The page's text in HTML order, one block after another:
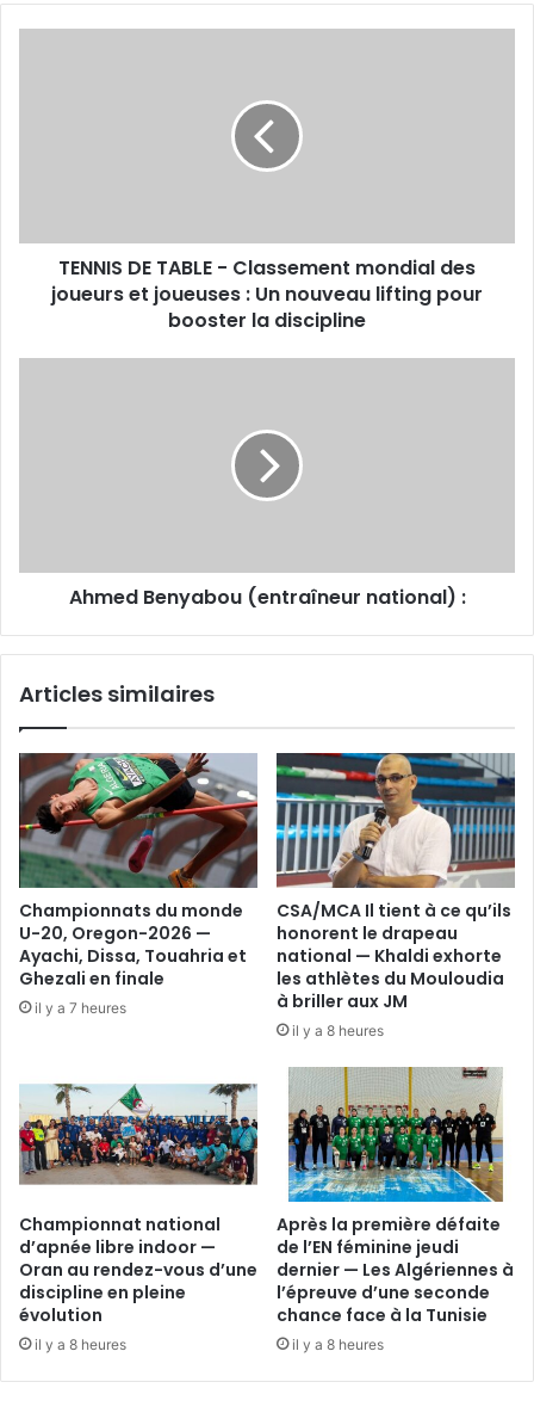
et
joueusesTENNIS DE TABLE - Classement mondial des
joueurs et joueuses : Un nouveau lifting pour
booster la discipline
Ahmed Benyabou (entraîneur national) :
Articles similaires
Championnats du monde
U-20, Oregon-2026 —
Ayachi, Dissa, Touahria et
Ghezali en finale
il y a 7 heures
CSA/MCA Il tient à ce qu’ils
honorent le drapeau
national — Khaldi exhorte
les athlètes du Mouloudia
à briller aux JM
il y a 8 heures
Championnat national
d’apnée libre indoor —
Oran au rendez-vous d’une
discipline en pleine
évolution
il y a 8 heures
Après la première défaite
de l’EN féminine jeudi
dernier — Les Algériennes à
l’épreuve d’une seconde
chance face à la Tunisie
il y a 8 heures